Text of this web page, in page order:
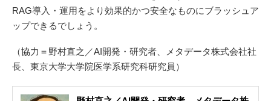
RAG導入・運用をより効果的かつ安全なものにブラッシュア
ップできるでしょう。
（協力＝野村直之／AI開発・研究者、メタデータ株式会社社
長、東京大学大学院医学系研究科研究員）